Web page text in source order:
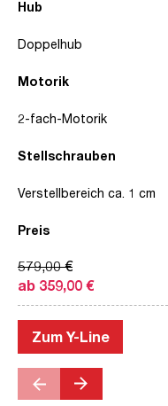
Hub
Motorik
Stellschrauben
Preis
Doppelhub
2-fach-Motorik
Verstellbereich ca. 1 cm
ab 359,00 €
579,00 €
Zum Y-Line